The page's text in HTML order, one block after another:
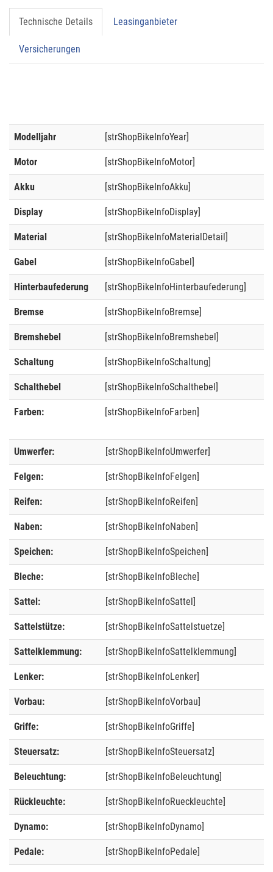
Technische Details Leasinganbieter
Versicherungen
Modelljahr [strShopBikeInfoYear]
Motor [strShopBikeInfoMotor]
Akku [strShopBikeInfoAkku]
Display [strShopBikeInfoDisplay]
Material [strShopBikeInfoMaterialDetail]
Gabel [strShopBikeInfoGabel]
Hinterbaufederung [strShopBikeInfoHinterbaufederung]
Bremse [strShopBikeInfoBremse]
Bremshebel [strShopBikeInfoBremshebel]
Schaltung [strShopBikeInfoSchaltung]
Schalthebel [strShopBikeInfoSchalthebel]
Farben: [strShopBikeInfoFarben]
Umwerfer: [strShopBikeInfoUmwerfer]
Felgen: [strShopBikeInfoFelgen]
Reifen: [strShopBikeInfoReifen]
Naben: [strShopBikeInfoNaben]
Speichen: [strShopBikeInfoSpeichen]
Bleche: [strShopBikeInfoBleche]
Sattel: [strShopBikeInfoSattel]
Sattelstütze: [strShopBikeInfoSattelstuetze]
Sattelklemmung: [strShopBikeInfoSattelklemmung]
Lenker: [strShopBikeInfoLenker]
Vorbau: [strShopBikeInfoVorbau]
Griffe: [strShopBikeInfoGriffe]
Steuersatz: [strShopBikeInfoSteuersatz]
Beleuchtung: [strShopBikeInfoBeleuchtung]
Rückleuchte: [strShopBikeInfoRueckleuchte]
Dynamo: [strShopBikeInfoDynamo]
Pedale: [strShopBikeInfoPedale]